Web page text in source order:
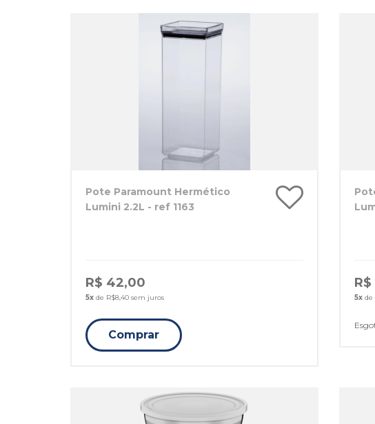
Pote Paramount Hermético
Lumini 2.2L - ref 1163
R$ 42,00
5x de R$8,40 sem juros
Comprar
R$
5x de